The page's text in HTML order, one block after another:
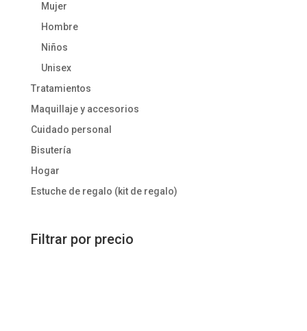
Mujer
Hombre
Niños
Unisex
Tratamientos
Maquillaje y accesorios
Cuidado personal
Bisutería
Hogar
Estuche de regalo (kit de regalo)
Filtrar por precio